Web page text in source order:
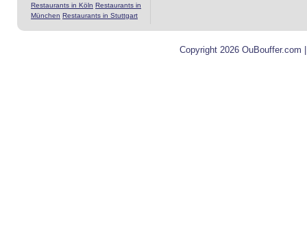
Restaurants in Köln Restaurants in
München Restaurants in Stuttgart
Copyright 2026 OuBouffer.com